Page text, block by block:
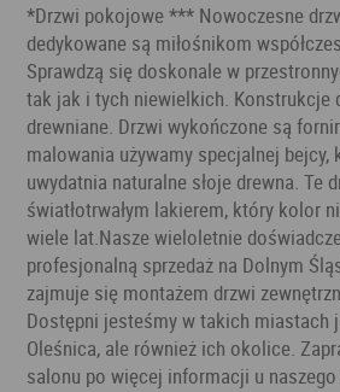
*Drzwi pokojowe *** Nowoczesne
dedykowane są miłośnikom
Sprawdzą się doskonale w
tak jak i tych niewielkich. Konstrukcje
drewniane. Drzwi wykończone są
malowania używamy specjalnej bejcy,
uwydatnia naturalne słoje drewna. Te
światłotrwałym lakierem, który kolor
wiele lat.Nasze wieloletnie
profesjonalną sprzedaż na Dolnym
zajmuje się montażem drzwi
Dostępni jesteśmy w takich miastach
Oleśnica, ale również ich okolice.
salonu po więcej informacji u naszego